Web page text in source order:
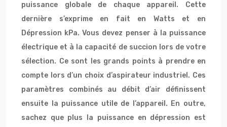
puissance globale de chaque appareil. Cette
dernière s’exprime en fait en Watts et en
Dépression kPa. Vous devez penser à la puissance
électrique et à la capacité de succion lors de votre
sélection. Ce sont les grands points à prendre en
compte lors d’un choix d’aspirateur industriel. Ces
paramètres combinés au débit d’air définissent
ensuite la puissance utile de l’appareil. En outre,
sachez que plus la puissance en dépression est